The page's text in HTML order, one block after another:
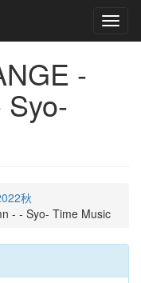
-
秋
- - Syo- Time Music